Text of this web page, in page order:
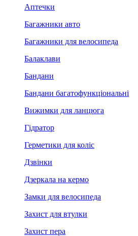
Аптечки
Багажники авто
Багажники для велосипеда
Балаклави
Бандани
Бандани багатофункціональні
Вижимки для ланцюга
Гідратор
Герметики для коліс
Дзвінки
Дзеркала на кермо
Замки для велосипеда
Захист для втулки
Захист пера